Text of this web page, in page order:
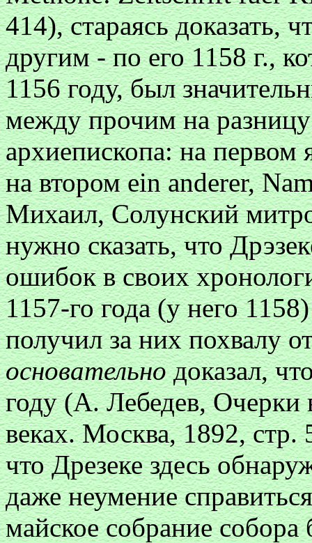
414), стараясь доказать,
другим - по его 1158 г.,
1156 году, был
между прочим на
архиепископа: на первом
на втором ein anderer,
Михаил, Солунский
нужно сказать, что
ошибок в своих
1157-го года (у него
получил за них похвалу
основательнодоказал,
году (А. Лебедев, Очерки
веках. Москва, 1892, стр.
что Дрезеке здесь
даже неумение
майское собрание